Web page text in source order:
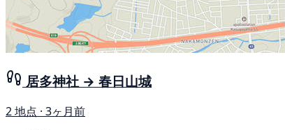
居多神社 → 春日山城
2 地点 · 3ヶ月前